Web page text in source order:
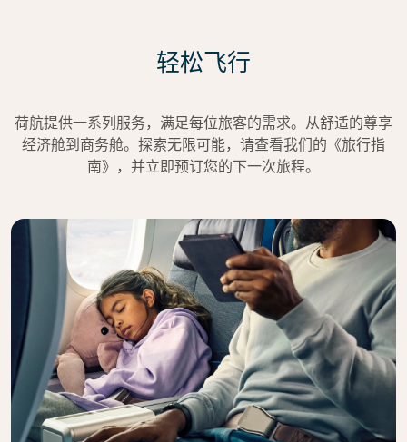
轻松飞行
荷航提供一系列服务，满足每位旅客的需求。从舒适的尊享
经济舱到商务舱。探索无限可能，请查看我们的《旅行指
南》，并立即预订您的下一次旅程。